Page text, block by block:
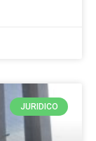
JURIDICO